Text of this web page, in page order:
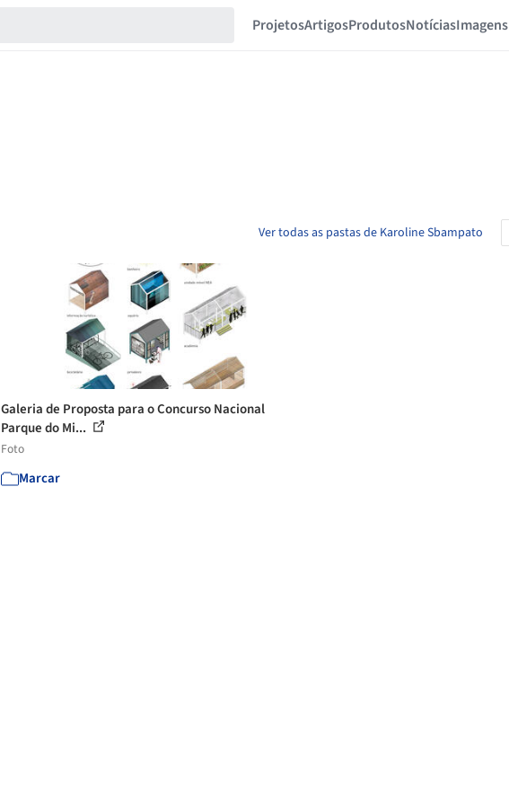
ProjetosArtigosProdutosNotíciasImagens
Ver todas as pastas de Karoline Sbampato
Galeria de Proposta para o Concurso Nacional
Parque do Mi...
Foto
Marcar